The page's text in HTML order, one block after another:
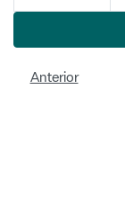
Anterior